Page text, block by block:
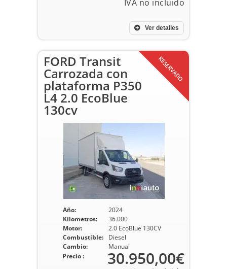
Ver detalles
RESERVADO
FORD Transit
Carrozada con
plataforma P350
L4 2.0 EcoBlue
130cv
Año:
2024
Kilometros:
36.000
Motor:
2.0 EcoBlue 130CV
Combustible:
Diesel
Cambio:
Manual
Precio : 30.950,00€